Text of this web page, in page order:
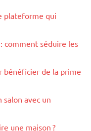
plateforme qui
comment séduire les
bénéficier de la prime
avec un
une maison ?